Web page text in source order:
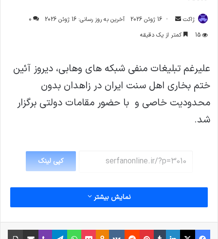
ژاکت
ارسال
ایمیل
16 ژوئن 2026 آخرین به روز رسانی: 16 ژوئن 2026
0
15
کمتر از یک دقیقه
علیرغم تبلیغات منفی شبکه های وهابی، دیروز آئین
ختم بخاری اهل سنت ایران در زاهدان بدون
محدودیت خاصی و با حضور مقامات دولتی برگزار
شد.
کپی لینک
نمایش بیشتر
فیس بوک X لینکدین
‫تامبلر‫پین‌ترست
‫رددیت‫VKontakte
‫Odnoklassniki
پاکتواتس آپ تلگراموایبر اشتراک گذاری از طریق ایمیل